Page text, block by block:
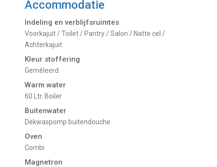
Accommodatie
Indeling en verblijfsruimtes
Voorkajuit / Toilet / Pantry / Salon / Natte cel /
Achterkajuit
Kleur stoffering
Gemêleerd
Warm water
60 Ltr. Boiler
Buitenwater
dekwaspomp buitendouche
Oven
Combi
Magnetron